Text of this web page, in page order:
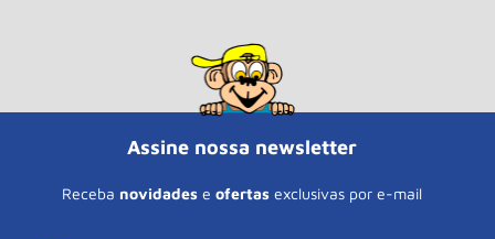
Assine nossa newsletter
Receba novidades e ofertas exclusivas por e-mail